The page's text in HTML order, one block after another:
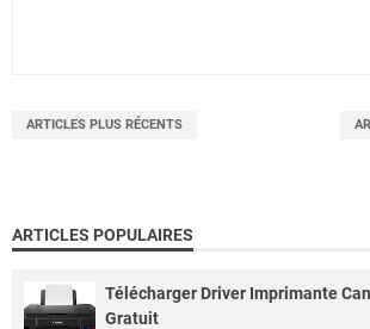
ARTICLES PLUS RÉCENTS
ARTICLES POPULAIRES
Télécharger Driver Imprimante
Gratuit